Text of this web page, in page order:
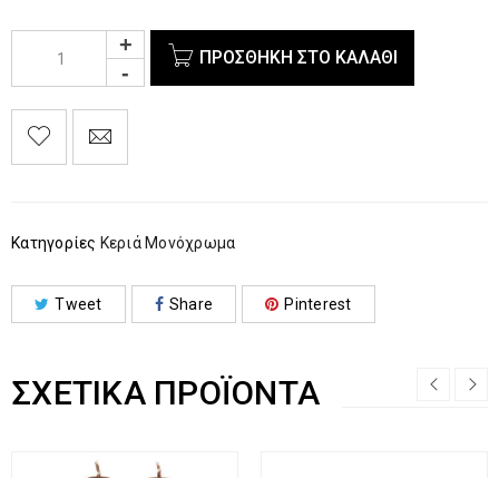
ΠΡΟΣΘΉΚΗ ΣΤΟ ΚΑΛΆΘΙ
Κατηγορίες Κεριά Μονόχρωμα
Tweet Share Pinterest
ΣΧΕΤΙΚΆ ΠΡΟΪΌΝΤΑ